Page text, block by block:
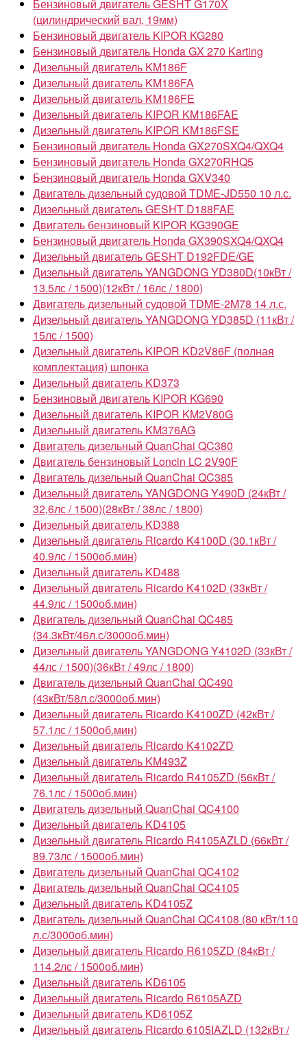
Бензиновый двигатель GESHT G170X
(цилиндрический вал, 19мм)
Бензиновый двигатель KIPOR KG280
Бензиновый двигатель Honda GX 270 Karting
Дизельный двигатель KM186F
Дизельный двигатель KM186FA
Дизельный двигатель KM186FE
Дизельный двигатель KIPOR KM186FAE
Дизельный двигатель KIPOR KM186FSE
Бензиновый двигатель Honda GX270SXQ4/QXQ4
Бензиновый двигатель Honda GX270RHQ5
Бензиновый двигатель Honda GXV340
Двигатель дизельный судовой TDME-JD550 10 л.с.
Дизельный двигатель GESHT D188FAE
Двигатель бензиновый KIPOR KG390GE
Бензиновый двигатель Honda GX390SXQ4/QXQ4
Дизельный двигатель GESHT D192FDE/GE
Дизельный двигатель YANGDONG YD380D(10кВт /
13.5лс / 1500)(12кВт / 16лс / 1800)
Двигатель дизельный судовой TDME-2M78 14 л.с.
Дизельный двигатель YANGDONG YD385D (11кВт /
15лс / 1500)
Дизельный двигатель KIPOR KD2V86F (полная
комплектация) шпонка
Дизельный двигатель KD373
Бензиновый двигатель KIPOR KG690
Дизельный двигатель KIPOR KM2V80G
Дизельный двигатель KM376AG
Двигатель дизельный QuanChai QC380
Двигатель бензиновый Loncin LC 2V90F
Двигатель дизельный QuanChai QC385
Дизельный двигатель YANGDONG Y490D (24кВт /
32,6лс / 1500)(28кВт / 38лс / 1800)
Дизельный двигатель KD388
Дизельный двигатель Ricardo K4100D (30.1кВт /
40.9лс / 1500об.мин)
Дизельный двигатель KD488
Дизельный двигатель Ricardo K4102D (33кВт /
44.9лс / 1500об.мин)
Двигатель дизельный QuanChai QC485
(34.3кВт/46л.с/3000об.мин)
Дизельный двигатель YANGDONG Y4102D (33кВт /
44лс / 1500)(36кВт / 49лс / 1800)
Двигатель дизельный QuanChai QC490
(43кВт/58л.с/3000об.мин)
Дизельный двигатель Ricardo K4100ZD (42кВт /
57.1лс / 1500об.мин)
Дизельный двигатель Ricardo K4102ZD
Дизельный двигатель KM493Z
Дизельный двигатель Ricardo R4105ZD (56кВт /
76.1лс / 1500об.мин)
Двигатель дизельный QuanChai QC4100
Дизельный двигатель KD4105
Дизельный двигатель Ricardo R4105AZLD (66кВт /
89.73лс / 1500об.мин)
Двигатель дизельный QuanChai QC4102
Двигатель дизельный QuanChai QC4105
Дизельный двигатель KD4105Z
Двигатель дизельный QuanChai QC4108 (80 кВт/110
л.с/3000об.мин)
Дизельный двигатель Ricardo R6105ZD (84кВт /
114.2лс / 1500об.мин)
Дизельный двигатель KD6105
Дизельный двигатель Ricardo R6105AZD
Дизельный двигатель KD6105Z
Дизельный двигатель Ricardo 6105IAZLD (132кВт /